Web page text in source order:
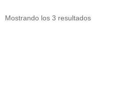
Mostrando los 3 resultados